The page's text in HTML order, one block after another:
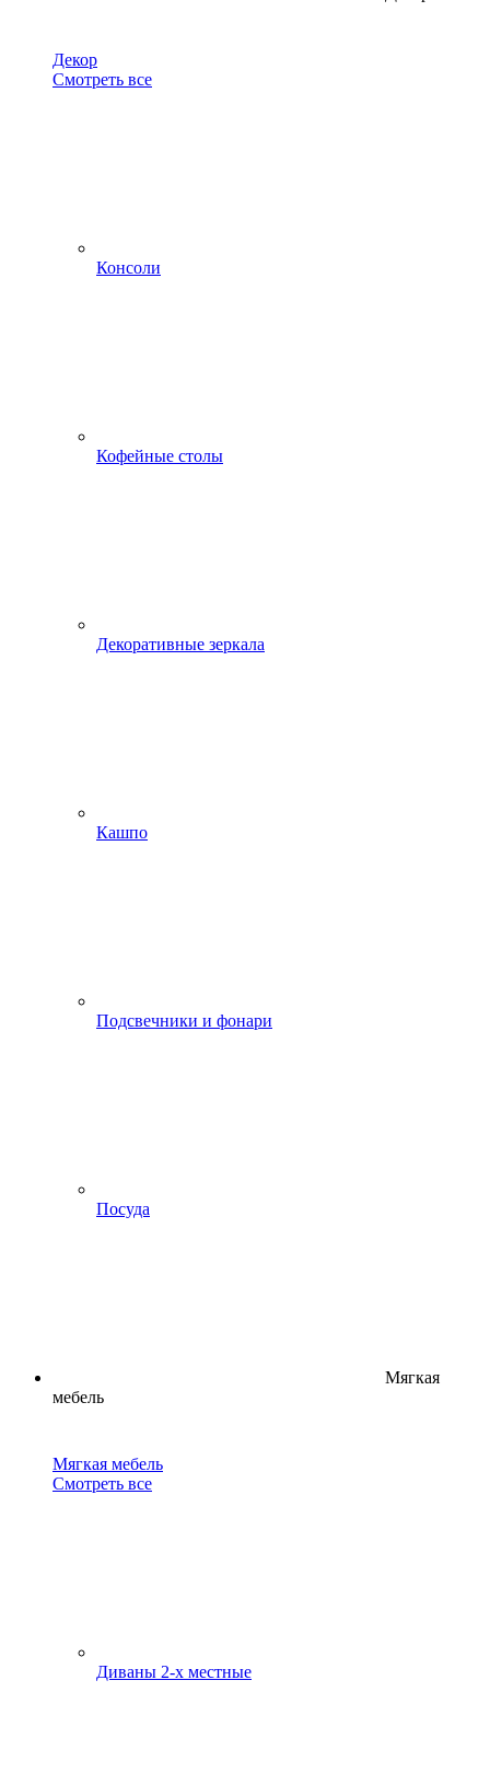
Декор
Смотреть все
Консоли
Кофейные столы
Декоративные зеркала
Кашпо
Подсвечники и фонари
Посуда
Мягкая
мебель
Мягкая мебель
Смотреть все
Диваны 2-х местные